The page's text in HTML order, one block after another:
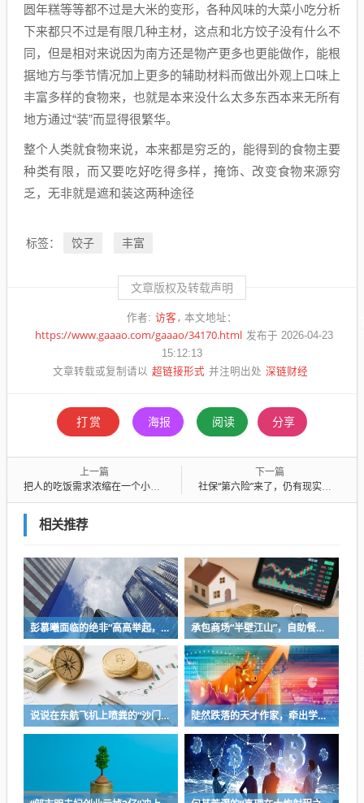
圆年糕等等都不过是大米的变形，各种风味的大菜小吃分析
下来都只不过是有限几种主材，这点和北方饺子没有什么不
同，但是相对来说因为南方还是物产更多也更能做作，能根
据地方与季节情况加上更多的辅助材料而做出外观上口味上
丰富多样的食物来，也就是本来没什么太多东西本来无所有
地方通过“装”而显得很繁华。
整个人类就食物来说，本来都是穷乏的，能得到的食物主要
种类有限，而又要吃好吃得多样，掩饰、改变食物来源穷
乏，无非就是遮和装这两种途径
标签： 饺子 丰富
文章版权及转载声明
作者: 访客 本文地址：
https://www.gaaao.com/gaaao/34170.html 发布于 2026-04-23
15:12:13
文章转载或复制请以 超链接形式 并注明出处 深链财经
打赏 海报 阅读 分享
上一篇
把人的吃饭需求浓缩在一个小小的饺子里面，也是充满了生活的巧思的
下一篇
社保“第六险”来了，仍有现实难题待解
相关推荐
彭慕曦面临的绝非“高高举起，轻轻放下” 承包商场“半壁江山”，自助餐为什么越开越多？
说说在东航飞机上喷粪的“沙门世家” 陡然跌落的天才作家，牵出学界一个惊人的造假联盟